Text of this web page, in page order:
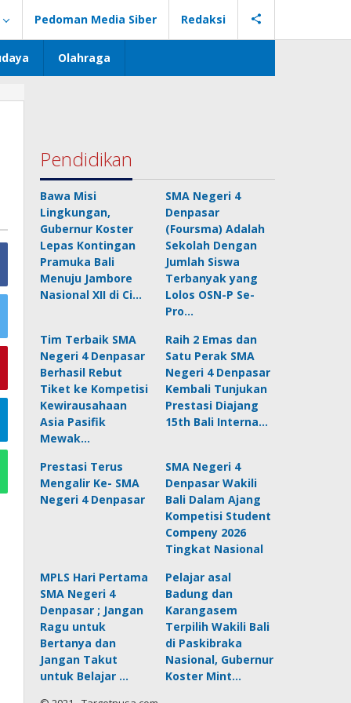
Pedoman Media Siber Redaksi
Olahraga
Pendidikan
Bawa Misi
Lingkungan,
Gubernur Koster
Lepas Kontingan
Pramuka Bali
Menuju Jambore
Nasional XII di Ci…
SMA Negeri 4
Denpasar
(Foursma) Adalah
Sekolah Dengan
Jumlah Siswa
Terbanyak yang
Lolos OSN-P Se-
Pro…
Tim Terbaik SMA
Negeri 4 Denpasar
Berhasil Rebut
Tiket ke Kompetisi
Kewirausahaan
Asia Pasifik
Mewak…
Raih 2 Emas dan
Satu Perak SMA
Negeri 4 Denpasar
Kembali Tunjukan
Prestasi Diajang
15th Bali Interna…
Prestasi Terus
Mengalir Ke- SMA
Negeri 4 Denpasar
SMA Negeri 4
Denpasar Wakili
Bali Dalam Ajang
Kompetisi Student
Compeny 2026
Tingkat Nasional
MPLS Hari Pertama
SMA Negeri 4
Denpasar ; Jangan
Ragu untuk
Bertanya dan
Jangan Takut
untuk Belajar …
Pelajar asal
Badung dan
Karangasem
Terpilih Wakili Bali
di Paskibraka
Nasional, Gubernur
Koster Mint…